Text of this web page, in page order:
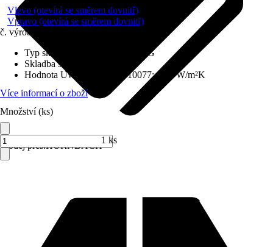
Prodej přes:HORNBACH
Vlevo (otevírá se směrem dovnitř)
Vpravo (otevírá se směrem dovnitř)
č. výrobku
Typ skla
Bezpečnostní sklo VSG
Skladba skla
Trojitě zasklené
Hodnota Uw dle DIN EN 10077:0,98 W/m²K
Více informací o zboží
Množství (ks)
1 ks